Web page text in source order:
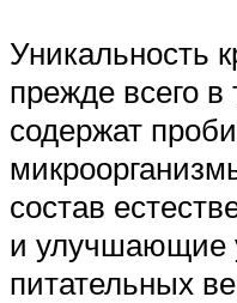
Уникальность
прежде всего в
содержат
состав
и улучшающие
питательных